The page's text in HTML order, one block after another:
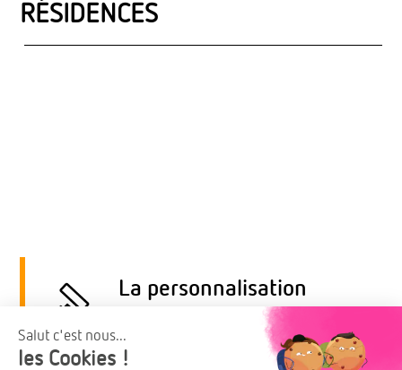
RÉSIDENCES
La personnalisation
Exprimer sa personnalité
Parmi un arc-en-ciel de